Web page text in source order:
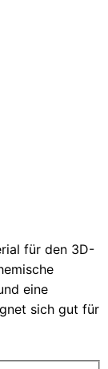
für den 3D-
eine
sich gut für